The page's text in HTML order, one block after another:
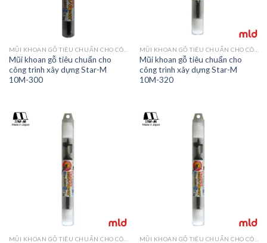
Mũi khoan gỗ tiêu chuẩn cho
công trình xây dựng Star-M
10M-300
Mũi khoan gỗ tiêu chuẩn cho
công trình xây dựng Star-M
10M-320